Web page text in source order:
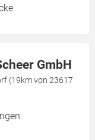
GmbH
(19km von 23617